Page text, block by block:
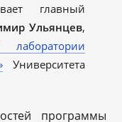
главный
Ульянцев,
лаборатории
Университета
программы